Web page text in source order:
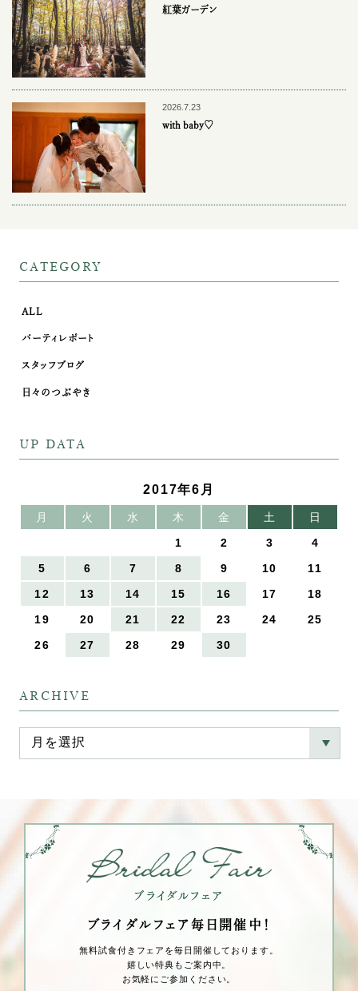
紅葉ガーデン
2026.7.23
with baby♡
CATEGORY
ALL
パーティレポート
スタッフブログ
日々のつぶやき
UP DATA
2017年6月
月 火 水 木 金 土
日
1
2 3
4
5
6 7 8 9 10
11
12
13 14 15 16 17
18
19
20 21 22 23 24
25
26
27 28 29 30
ARCHIVE
ブライダルフェア毎⽇開催中！
無料試⾷付きフェアを毎⽇開催しております。
嬉しい特典もご案内中。
お気軽にご参加ください。